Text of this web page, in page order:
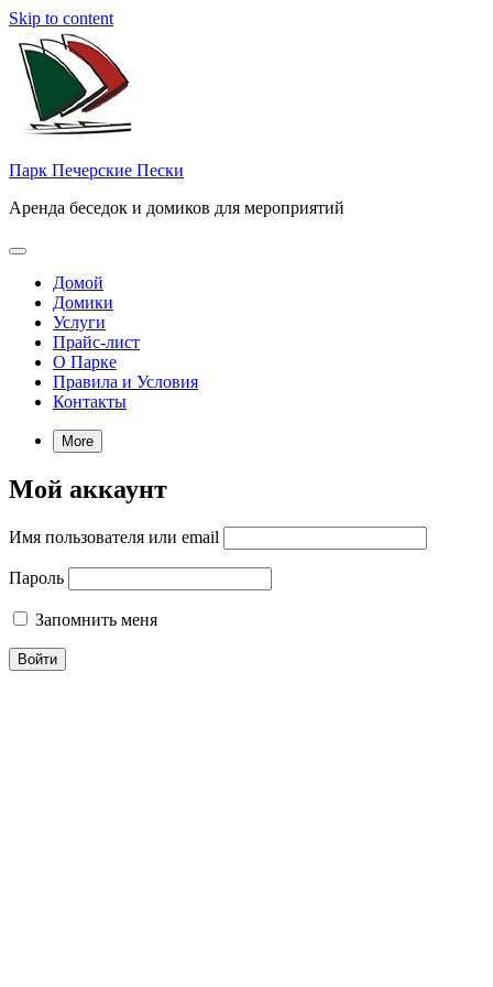
Skip to content
Парк Печерские Пески
Аренда беседок и домиков для мероприятий
Домой
Домики
Услуги
Прайс-лист
О Парке
Правила и Условия
Контакты
More
Мой аккаунт
Имя пользователя или email
Пароль
Запомнить меня